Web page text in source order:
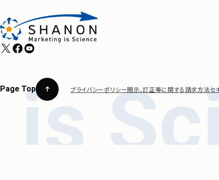
Page Top プライバシーポリシー開示、訂正等に関する請求方法セ